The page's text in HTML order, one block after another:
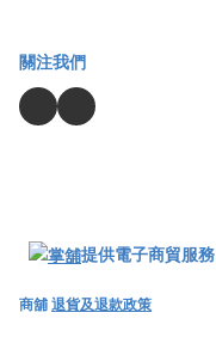
關注我們
提供電子商貿服務
商舖退貨及退款政策